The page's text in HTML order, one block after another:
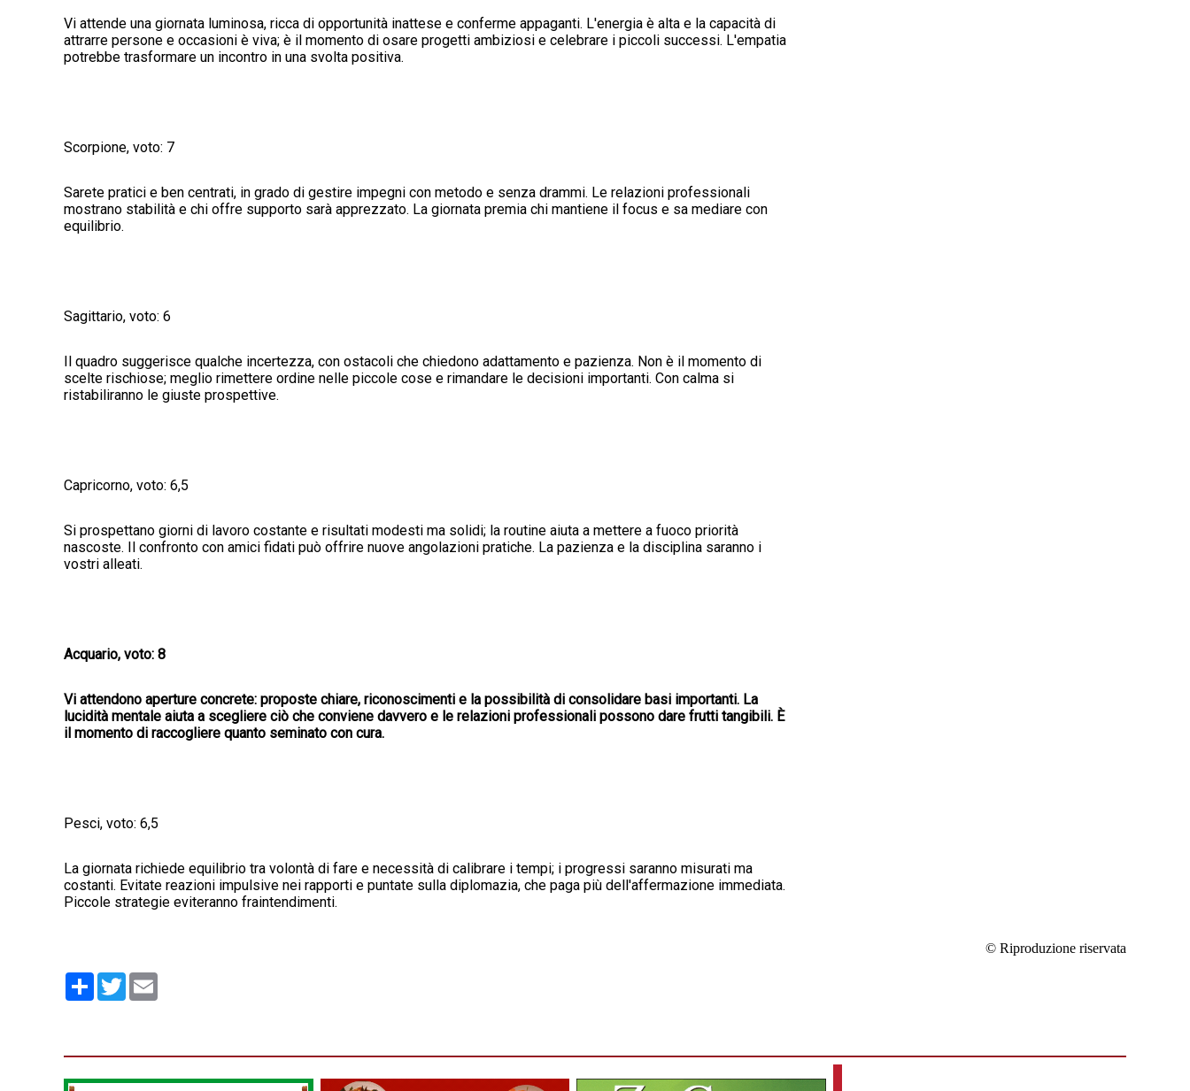
Vi attende una giornata luminosa, ricca di opportunità inattese e conferme appaganti. L'energia è alta e la capacità di
attrarre persone e occasioni è viva; è il momento di osare progetti ambiziosi e celebrare i piccoli successi. L'empatia
potrebbe trasformare un incontro in una svolta positiva.
Scorpione, voto: 7
Sarete pratici e ben centrati, in grado di gestire impegni con metodo e senza drammi. Le relazioni professionali
mostrano stabilità e chi offre supporto sarà apprezzato. La giornata premia chi mantiene il focus e sa mediare con
equilibrio.
Sagittario, voto: 6
Il quadro suggerisce qualche incertezza, con ostacoli che chiedono adattamento e pazienza. Non è il momento di
scelte rischiose; meglio rimettere ordine nelle piccole cose e rimandare le decisioni importanti. Con calma si
ristabiliranno le giuste prospettive.
Capricorno, voto: 6,5
Si prospettano giorni di lavoro costante e risultati modesti ma solidi; la routine aiuta a mettere a fuoco priorità
nascoste. Il confronto con amici fidati può offrire nuove angolazioni pratiche. La pazienza e la disciplina saranno i
vostri alleati.
Acquario, voto: 8
Vi attendono aperture concrete: proposte chiare, riconoscimenti e la possibilità di consolidare basi importanti. La
lucidità mentale aiuta a scegliere ciò che conviene davvero e le relazioni professionali possono dare frutti tangibili. È
il momento di raccogliere quanto seminato con cura.
Pesci, voto: 6,5
La giornata richiede equilibrio tra volontà di fare e necessità di calibrare i tempi; i progressi saranno misurati ma
costanti. Evitate reazioni impulsive nei rapporti e puntate sulla diplomazia, che paga più dell'affermazione immediata.
Piccole strategie eviteranno fraintendimenti.
© Riproduzione riservata
Condividi
Twitter